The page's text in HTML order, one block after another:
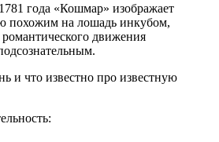
года «Кошмар» изображает
похожим на лошадь инкубом,
движения
и что известно про известную